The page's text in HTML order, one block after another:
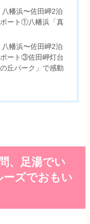
八幡浜〜佐田岬2泊
ート①八幡浜「真
八幡浜〜佐田岬2泊
ート③佐田岬灯台
丘パーク」で感動
、足湯でい
ズでおもい